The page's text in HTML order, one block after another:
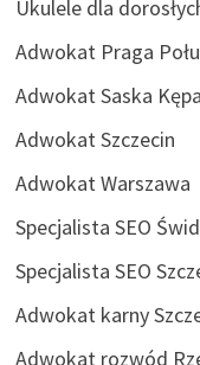
Ukulele dla
Adwokat Praga
Adwokat Saska Kępa
Adwokat Szczecin
Adwokat Warszawa
Specjalista SEO
Specjalista SEO
Adwokat karny
Adwokat rozwód